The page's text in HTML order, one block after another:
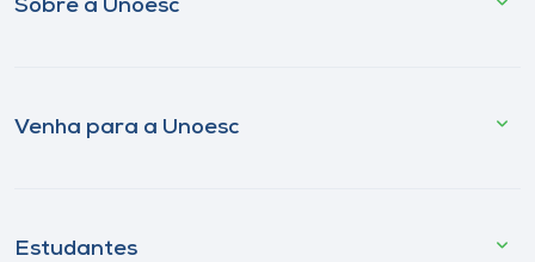
Sobre a Unoesc
Venha para a Unoesc
Estudantes